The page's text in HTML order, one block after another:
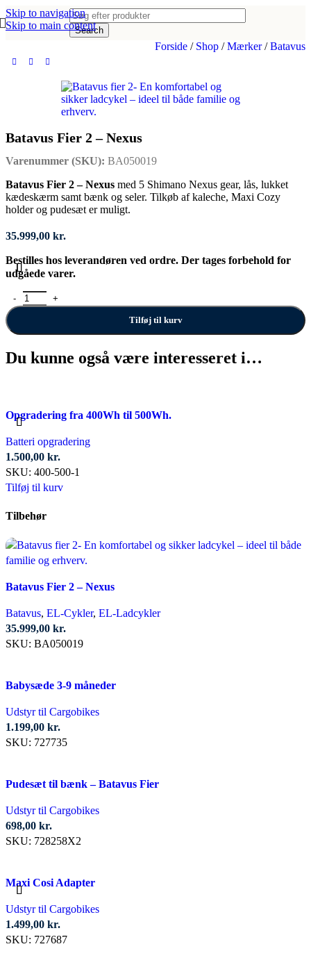
Skip to navigation
Skip to main content
Search
Forside / Shop / Mærker/ Batavus
Batavus Fier 2 – Nexus
Varenummer (SKU): BA050019
Batavus Fier 2 – Nexus med 5 Shimano Nexus gear, lås, lukket
kædeskærm samt bænk og seler. Tilkøb af kaleche, Maxi Cozy
holder og pudesæt er muligt.
35.999,00 kr.
Bestilles hos leverandøren ved ordre. Der tages forbehold for
udgåede varer.
Batavus Fier 2 - Nexus antal
Tilføj til kurv
Du kunne også være interesseret i…
Opgradering fra 400Wh til 500Wh.
Batteri opgradering
1.500,00 kr.
SKU: 400-500-1
Tilføj til kurv
Tilbehør
Batavus Fier 2 – Nexus
Batavus, EL-Cykler, EL-Ladcykler
35.999,00 kr.
SKU: BA050019
Babysæde 3-9 måneder
Udstyr til Cargobikes
1.199,00 kr.
SKU: 727735
Pudesæt til bænk – Batavus Fier
Udstyr til Cargobikes
698,00 kr.
SKU: 728258X2
Maxi Cosi Adapter
Udstyr til Cargobikes
1.499,00 kr.
SKU: 727687